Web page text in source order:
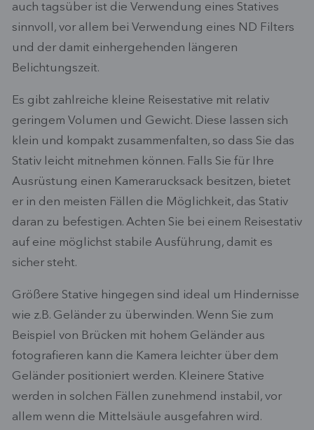
auch tagsüber ist die Verwendung eines Statives
sinnvoll, vor allem bei Verwendung eines ND Filters
und der damit einhergehenden längeren
Belichtungszeit.
Es gibt zahlreiche kleine Reisestative mit relativ
geringem Volumen und Gewicht. Diese lassen sich
klein und kompakt zusammenfalten, so dass Sie das
Stativ leicht mitnehmen können. Falls Sie für Ihre
Ausrüstung einen Kamerarucksack besitzen, bietet
er in den meisten Fällen die Möglichkeit, das Stativ
daran zu befestigen. Achten Sie bei einem Reisestativ
auf eine möglichst stabile Ausführung, damit es
sicher steht.
Größere Stative hingegen sind ideal um Hindernisse
wie z.B. Geländer zu überwinden. Wenn Sie zum
Beispiel von Brücken mit hohem Geländer aus
fotografieren kann die Kamera leichter über dem
Geländer positioniert werden. Kleinere Stative
werden in solchen Fällen zunehmend instabil, vor
allem wenn die Mittelsäule ausgefahren wird.